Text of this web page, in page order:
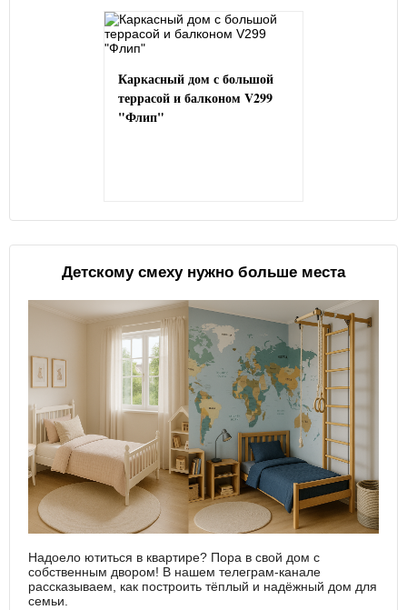
Каркасный дом с большой
террасой и балконом V299
"Флип"
Детскому смеху нужно больше места
Надоело ютиться в квартире? Пора в свой дом с
собственным двором! В нашем телеграм-канале
рассказываем, как построить тёплый и надёжный дом для
семьи.